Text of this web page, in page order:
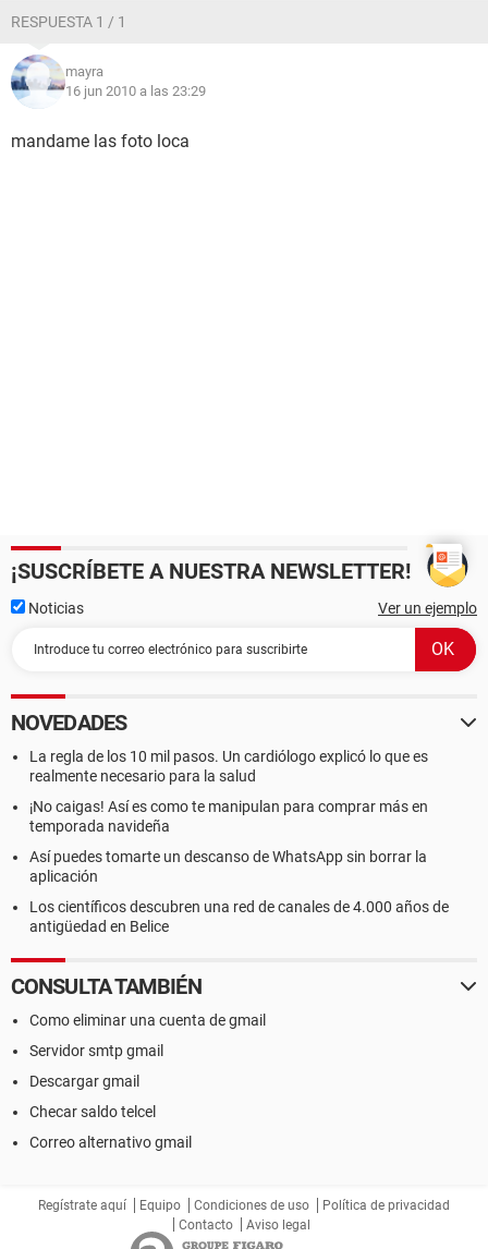
RESPUESTA 1 / 1
mayra
16 jun 2010 a las 23:29
mandame las foto loca
¡SUSCRÍBETE A NUESTRA NEWSLETTER!
Noticias Ver un ejemplo
NOVEDADES
La regla de los 10 mil pasos. Un cardiólogo explicó lo que es
realmente necesario para la salud
¡No caigas! Así es como te manipulan para comprar más en
temporada navideña
Así puedes tomarte un descanso de WhatsApp sin borrar la
aplicación
Los científicos descubren una red de canales de 4.000 años de
antigüedad en Belice
CONSULTA TAMBIÉN
Como eliminar una cuenta de gmail
Servidor smtp gmail
Descargar gmail
Checar saldo telcel
Correo alternativo gmail
Regístrate aquí Equipo Condiciones de uso
Política de privacidad
Contacto
Aviso legal